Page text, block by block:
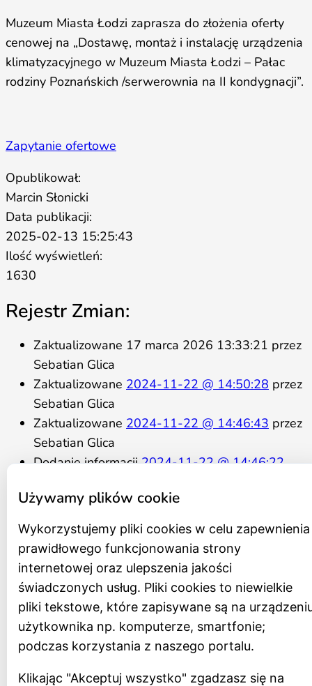
Muzeum Miasta Łodzi zaprasza do złożenia oferty
cenowej na „Dostawę, montaż i instalację urządzenia
klimatyzacyjnego w Muzeum Miasta Łodzi – Pałac
rodziny Poznańskich /serwerownia na II kondygnacji”.
Zapytanie ofertowe
Opublikował:
Marcin Słonicki
Data publikacji:
2025-02-13 15:25:43
Ilość wyświetleń:
1630
Rejestr Zmian:
Zaktualizowane 17 marca 2026 13:33:21 przez
Sebatian Glica
Zaktualizowane 2024-11-22 @ 14:50:28 przez
Sebatian Glica
Zaktualizowane 2024-11-22 @ 14:46:43 przez
Sebatian Glica
Dodanie informacji2024-11-22 @ 14:46:22
Regulamin organizacyjny
Program działania na lata 2021 – 2026
Schemat organizacyjny
Zespół
Rada Muzeum
Zamówienia publiczne
Archiwum zamówień
Oferty pracy
Używamy plików cookie
Wykorzystujemy pliki cookies w celu zapewnienia
prawidłowego funkcjonowania strony
internetowej oraz ulepszenia jakości
świadczonych usług. Pliki cookies to niewielkie
pliki tekstowe, które zapisywane są na
użytkownika np. komputerze, smartfonie;
podczas korzystania z naszego portalu.
Klikając "Akceptuj wszystko" zgadzasz się na